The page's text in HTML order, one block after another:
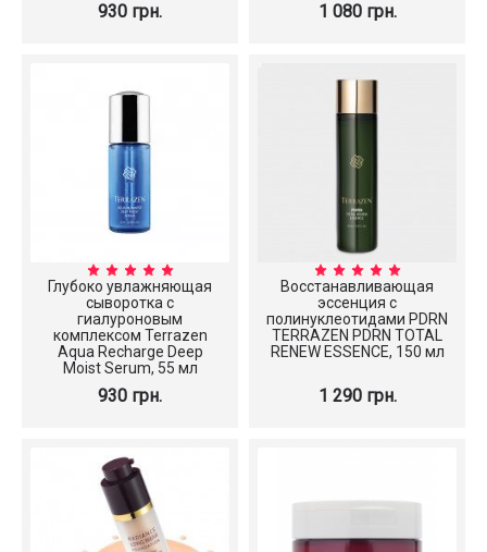
930 грн. 1 080 грн.
Глубоко увлажняющая
сыворотка с
гиалуроновым
комплексом Terrazen
Aqua Recharge Deep
Moist Serum, 55 мл
930 грн.
Восстанавливающая
эссенция с
полинуклеотидами PDRN
TERRAZEN PDRN TOTAL
RENEW ESSENCE, 150 мл
1 290 грн.